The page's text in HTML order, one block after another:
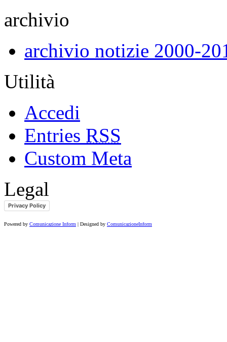
archivio
archivio notizie 2000-
Utilità
Accedi
Entries RSS
Custom Meta
Legal
Privacy Policy
Powered by Comunicazione Inform | Designed by ComunicazioneInform